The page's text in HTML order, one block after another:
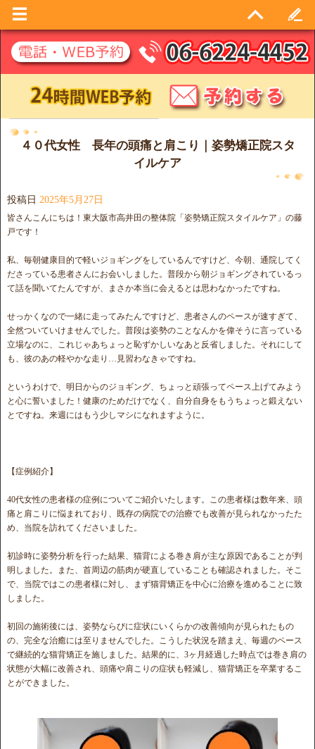
日別アーカイブ: 2025年5月27日
４０代女性 長年の頭痛と肩こり｜姿勢矯正院スタ
イルケア
投稿日 2025年5月27日
皆さんこんにちは！東大阪市高井田の整体院「姿勢矯正院スタイルケア」の藤
戸です！
私、毎朝健康目的で軽いジョギングをしているんですけど、今朝、通院してく
ださっている患者さんにお会いしました。普段から朝ジョギングされているっ
て話を聞いてたんですが、まさか本当に会えるとは思わなかったですね。
せっかくなので一緒に走ってみたんですけど、患者さんのペースが速すぎて、
全然ついていけませんでした。普段は姿勢のことなんかを偉そうに言っている
立場なのに、これじゃあちょっと恥ずかしいなあと反省しました。それにして
も、彼のあの軽やかな走り…見習わなきゃですね。
というわけで、明日からのジョギング、ちょっと頑張ってペース上げてみよう
と心に誓いました！健康のためだけでなく、自分自身をもうちょっと鍛えない
とですね。来週にはもう少しマシになれますように。
【症例紹介】
40代女性の患者様の症例についてご紹介いたします。この患者様は数年来、頭
痛と肩こりに悩まれており、既存の病院での治療でも改善が見られなかったた
め、当院を訪れてくださいました。
初診時に姿勢分析を行った結果、猫背による巻き肩が主な原因であることが判
明しました。また、首周辺の筋肉が硬直していることも確認されました。そこ
で、当院ではこの患者様に対し、まず猫背矯正を中心に治療を進めることに致
しました。
初回の施術後には、姿勢ならびに症状にいくらかの改善傾向が見られたもの
の、完全な治癒には至りませんでした。こうした状況を踏まえ、毎週のペース
で継続的な猫背矯正を施しました。結果的に、3ヶ月経過した時点では巻き肩の
状態が大幅に改善され、頭痛や肩こりの症状も軽減し、猫背矯正を卒業するこ
とができました。